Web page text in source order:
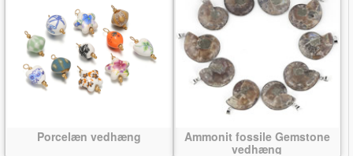
Porcelæn vedhæng
Ammonit fossile Gemstone
vedhæng